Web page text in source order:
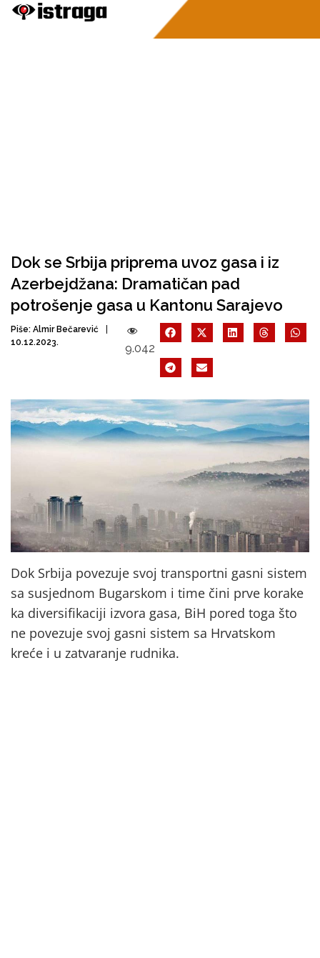
Dok se Srbija priprema uvoz gasa i iz
Azerbejdžana: Dramatičan pad
potrošenje gasa u Kantonu Sarajevo
Piše: Almir Bečarević
10.12.2023.
9.042
Dok Srbija povezuje svoj transportni gasni sistem
sa susjednom Bugarskom i time čini prve korake
ka diversifikaciji izvora gasa, BiH pored toga što
ne povezuje svoj gasni sistem sa Hrvatskom
kreće i u zatvaranje rudnika.